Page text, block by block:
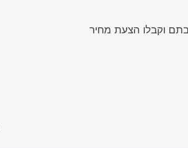
וקבלו הצעת מחיר